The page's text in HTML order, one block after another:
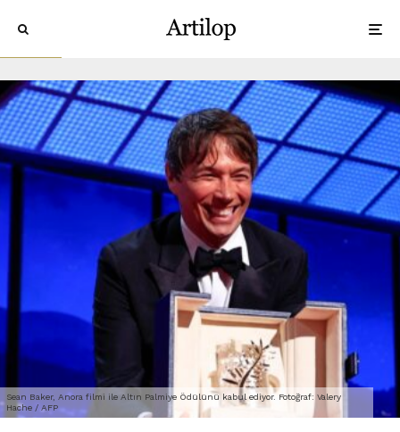
Sean Baker, Anora filmi ile Altın Palmiye Ödülünü kabul ediyor. Fotoğraf: Valery
Hache / AFP